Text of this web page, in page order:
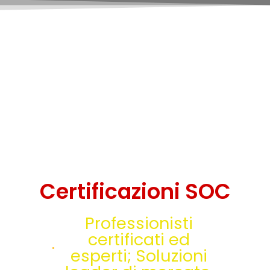
Certificazioni SOC
Professionisti
certificati ed
esperti; Soluzioni